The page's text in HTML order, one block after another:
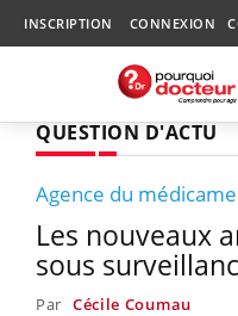
INSCRIPTION CONNEXION
QUESTION D'ACTU
Agence du
Les nouveaux
sous
Par Cécile Coumau